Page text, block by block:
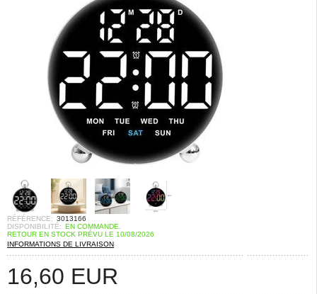
RÉFÉRENCE: 3013166
DISPONIBILITÉ: EN COMMANDE.
RETOUR EN STOCK PRÉVU LE 10/08/2026
INFORMATIONS DE LIVRAISON
16,60 EUR